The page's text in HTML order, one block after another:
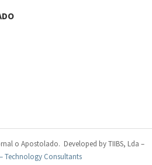
o Apostolado. Developed by TIIBS, Lda –
Technology Consultants